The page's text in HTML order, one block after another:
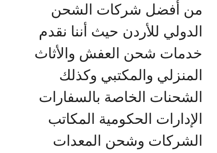
من أفضل شركات الشحن
الدولي للأردن حيث أننا نقدم
خدمات شحن العفش والأثاث
المنزلي والمكتبي وكذلك
الشحنات الخاصة بالسفارات
الإدارات الحكومية المكاتب
الشركات وشحن المعدات